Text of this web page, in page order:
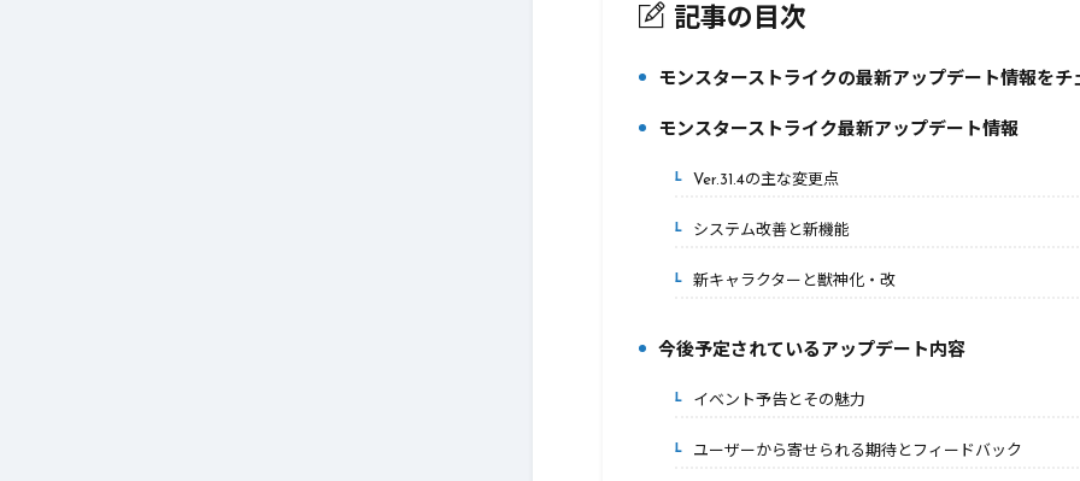
記事の目次
モンスターストライクの最新アップデート情報をチ
モンスターストライク最新アップデート情報
2-1.Ver.31.4の主な変更点
2-2.システム改善と新機能
2-3.新キャラクターと獣神化・改
今後予定されているアップデート内容
3-1.イベント予告とその魅力
3-2.ユーザーから寄せられる期待とフィードバック